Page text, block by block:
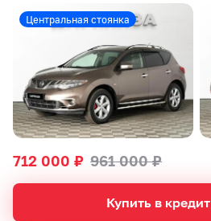
Бесплатный звонок
Автоцентр Кар Плаза
712 000 ₽ 961 000 ₽
Центральная стоянка
Купить в кредит